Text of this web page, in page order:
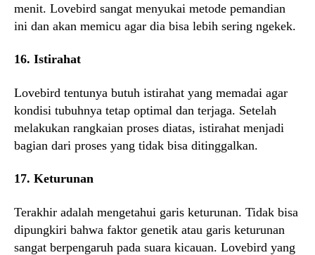
menit. Lovebird sangat menyukai metode pemandian
ini dan akan memicu agar dia bisa lebih sering ngekek.
16. Istirahat
Lovebird tentunya butuh istirahat yang memadai agar
kondisi tubuhnya tetap optimal dan terjaga. Setelah
melakukan rangkaian proses diatas, istirahat menjadi
bagian dari proses yang tidak bisa ditinggalkan.
17. Keturunan
Terakhir adalah mengetahui garis keturunan. Tidak bisa
dipungkiri bahwa faktor genetik atau garis keturunan
sangat berpengaruh pada suara kicauan. Lovebird yang